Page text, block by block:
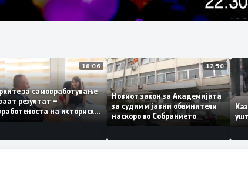
18:06
Мерките за самовработување
даваат резултат –
невработеноста на историски
најниско ниво од 11,3%
12:50
Новиот закон за Академијата
за судии и јавни обвинители
наскоро во Собранието